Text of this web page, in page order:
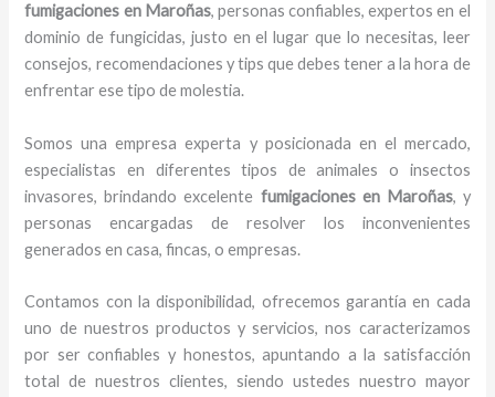
fumigaciones en Maroñas, personas confiables, expertos en el
dominio de fungicidas, justo en el lugar que lo necesitas, leer
consejos, recomendaciones y tips que debes tener a la hora de
enfrentar ese tipo de molestia.
Somos una empresa experta y posicionada en el mercado,
especialistas en diferentes tipos de animales o insectos
invasores, brindando excelente fumigacionesen Maroñas, y
personas encargadas de resolver los inconvenientes
generados en casa, fincas, o empresas.
Contamos con la disponibilidad, ofrecemos garantía en cada
uno de nuestros productos y servicios, nos caracterizamos
por ser confiables y honestos, apuntando a la satisfacción
total de nuestros clientes, siendo ustedes nuestro mayor